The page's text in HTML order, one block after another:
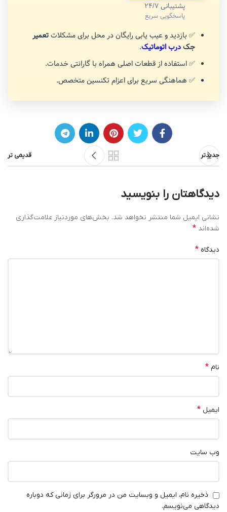
پشتیبانی 24/7
پاسخگویی سریع
✅ بازدید و عیب یابی رایگان در محل برای مشکلاتتعمیر
جکدرب اتوماتیک.
✅ استفاده از قطعات اصلی همراه با گارانتی خدمات.
✅ هماهنگی سریع برای اعزام تکنسین متخصص.
جدیدتر قدیمی تر
دیدگاهتان را بنویسید
نشانی ایمیل شما منتشر نخواهد شد. بخش‌های موردنیاز علامت‌گذاری
شده‌اند *
دیدگاه *
نام *
ایمیل *
وب‌ سایت
ذخیره نام، ایمیل و وبسایت من در مرورگر برای زمانی که دوباره
دیدگاهی می‌نویسم.